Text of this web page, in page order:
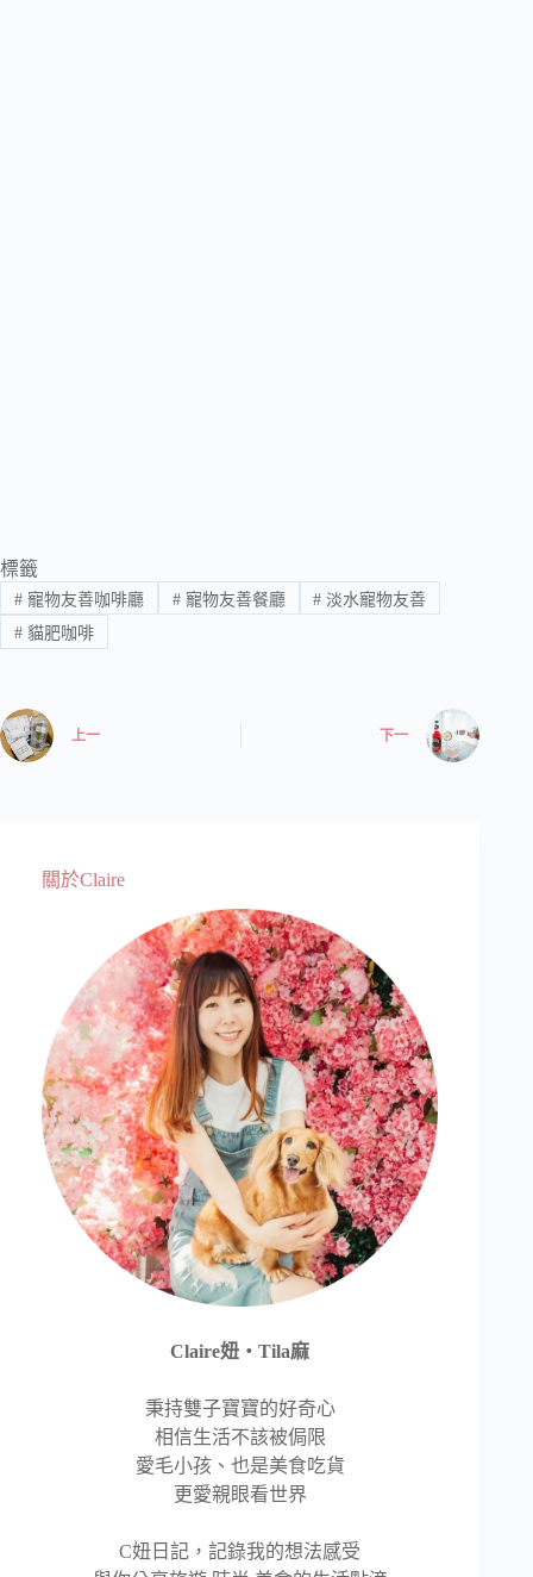
標籤
#寵物友善咖啡廳 #寵物友善餐廳 # 淡水寵物友善
#貓肥咖啡
上一 下一
關於Claire
Claire妞‧Tila麻
秉持雙子寶寶的好奇心
相信生活不該被侷限
愛毛小孩、也是美食吃貨
更愛親眼看世界
C妞日記，記錄我的想法感受